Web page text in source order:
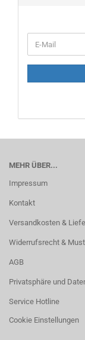
ZUR
E-
Mail
MEHR ÜBER...
Impressum
Kontakt
Versandkosten &
Widerrufsrecht &
AGB
Privatsphäre und
Service Hotline
Cookie Einstellungen